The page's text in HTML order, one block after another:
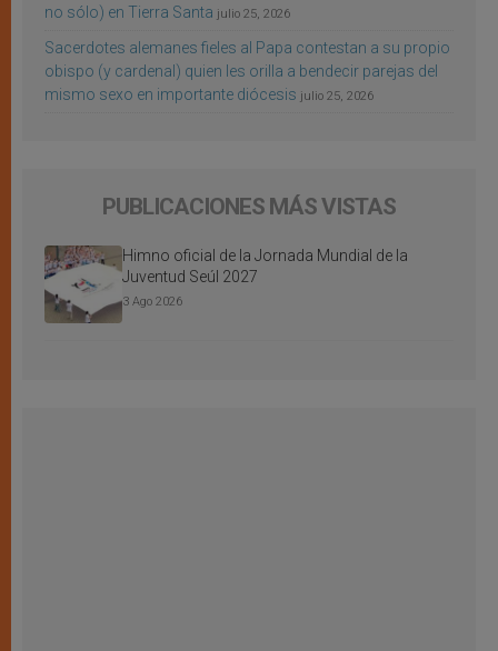
no sólo) en Tierra Santa julio 25, 2026
Sacerdotes alemanes fieles al Papa contestan a su propio
obispo (y cardenal) quien les orilla a bendecir parejas del
mismo sexo en importante diócesis julio 25, 2026
PUBLICACIONES MÁS VISTAS
Himno oficial de la Jornada Mundial de la
Juventud Seúl 2027
3 Ago 2026